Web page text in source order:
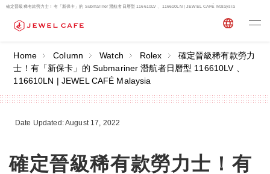
確定晉級稀有款勞力士！有「新保卡」的 Submariner 潛航者日曆型 116610LV 、116610LN | JEWEL CAFÉ Malaysia
Home Column Watch Rolex
確定晉級稀有款勞力
士！有「新保卡」的 Submariner 潛航者日曆型 116610LV 、
116610LN | JEWEL CAFÉ Malaysia
Date Updated: August 17, 2022
確定晉級稀有款勞力士！有